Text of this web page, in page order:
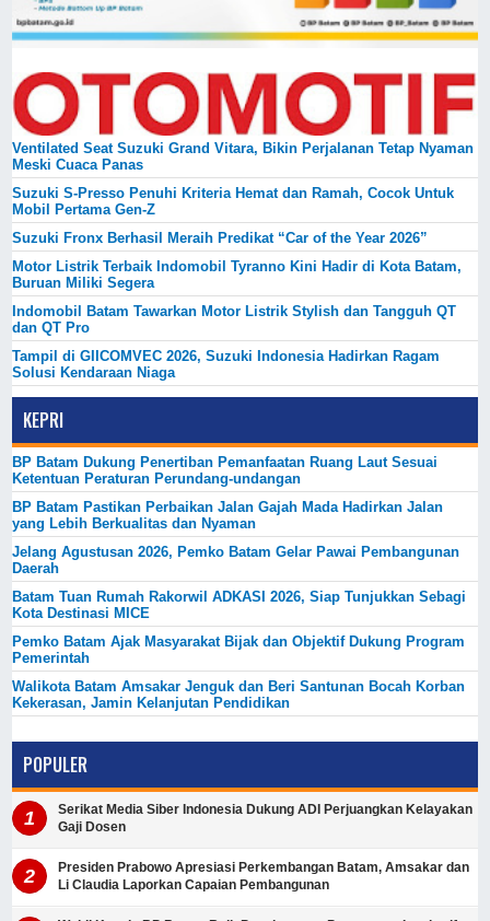
Ventilated Seat Suzuki Grand Vitara, Bikin Perjalanan Tetap Nyaman
Meski Cuaca Panas
Suzuki S-Presso Penuhi Kriteria Hemat dan Ramah, Cocok Untuk
Mobil Pertama Gen-Z
Suzuki Fronx Berhasil Meraih Predikat “Car of the Year 2026”
Motor Listrik Terbaik Indomobil Tyranno Kini Hadir di Kota Batam,
Buruan Miliki Segera
Indomobil Batam Tawarkan Motor Listrik Stylish dan Tangguh QT
dan QT Pro
Tampil di GIICOMVEC 2026, Suzuki Indonesia Hadirkan Ragam
Solusi Kendaraan Niaga
KEPRI
BP Batam Dukung Penertiban Pemanfaatan Ruang Laut Sesuai
Ketentuan Peraturan Perundang-undangan
BP Batam Pastikan Perbaikan Jalan Gajah Mada Hadirkan Jalan
yang Lebih Berkualitas dan Nyaman
Jelang Agustusan 2026, Pemko Batam Gelar Pawai Pembangunan
Daerah
Batam Tuan Rumah Rakorwil ADKASI 2026, Siap Tunjukkan Sebagi
Kota Destinasi MICE
Pemko Batam Ajak Masyarakat Bijak dan Objektif Dukung Program
Pemerintah
Walikota Batam Amsakar Jenguk dan Beri Santunan Bocah Korban
Kekerasan, Jamin Kelanjutan Pendidikan
POPULER
Serikat Media Siber Indonesia Dukung ADI Perjuangkan Kelayakan
Gaji Dosen
Presiden Prabowo Apresiasi Perkembangan Batam, Amsakar dan
Li Claudia Laporkan Capaian Pembangunan